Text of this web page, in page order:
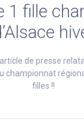
1 fille
de presse
championnat
filles !!